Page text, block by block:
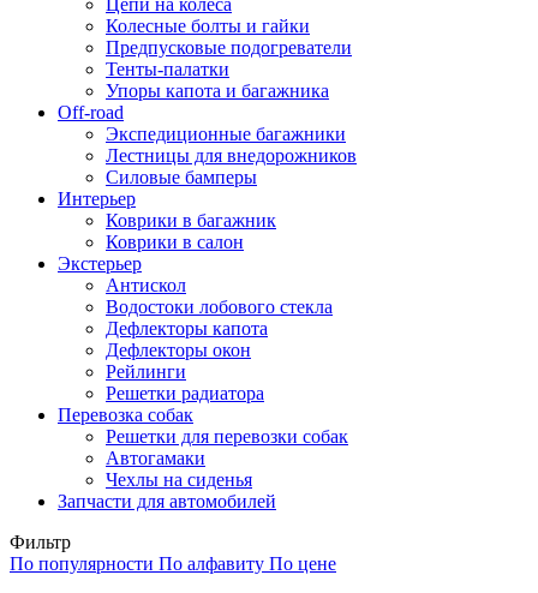
Колесные болты и гайки
Предпусковые подогреватели
Тенты-палатки
Упоры капота и багажника
Off-road
Экспедиционные багажники
Лестницы для внедорожников
Силовые бамперы
Интерьер
Коврики в багажник
Коврики в салон
Экстерьер
Антискол
Водостоки лобового стекла
Дефлекторы капота
Дефлекторы окон
Рейлинги
Решетки радиатора
Перевозка собак
Решетки для перевозки собак
Автогамаки
Чехлы на сиденья
Запчасти для автомобилей
Фильтр
По популярности По алфавиту По цене